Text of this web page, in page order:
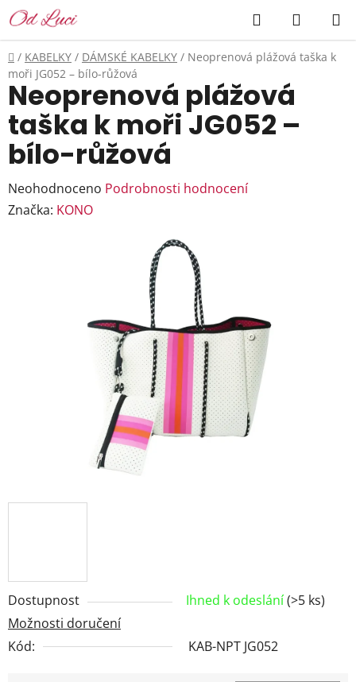
Přejít
na
obsah
Hledat
KOŠÍK
Domů
/ KABELKY / DÁMSKÉ KABELKY / Neoprenová plážová taška k
moři JG052 – bílo-růžová
Dostupnost Ihned k odeslání(>5 ks)
Možnosti doručení
Kód:
KAB-NPT JG052
Neoprenová plážová
taška k moři JG052 –
bílo-růžová
Průměrné
hodnocení
Neohodnoceno Podrobnosti hodnocení
Značka: KONO